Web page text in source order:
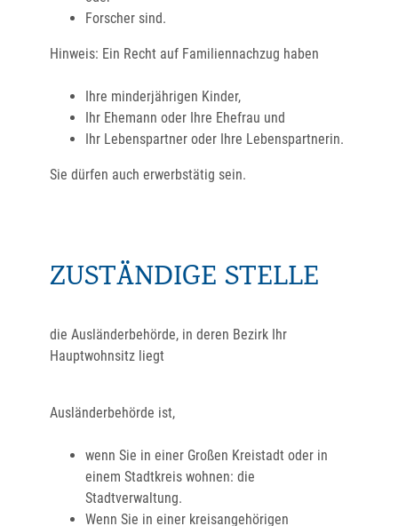
Forscher sind.
Hinweis: Ein Recht auf Familiennachzug haben
Ihre minderjährigen Kinder,
Ihr Ehemann oder Ihre Ehefrau und
Ihr Lebenspartner oder Ihre Lebenspartnerin.
Sie dürfen auch erwerbstätig sein.
ZUSTÄNDIGE STELLE
die Ausländerbehörde, in deren Bezirk Ihr
Hauptwohnsitz liegt
Ausländerbehörde ist,
wenn Sie in einer Großen Kreistadt oder in
einem Stadtkreis wohnen: die
Stadtverwaltung.
Wenn Sie in einer kreisangehörigen